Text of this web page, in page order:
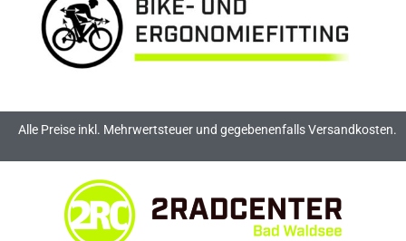
Alle Preise inkl. Mehrwertsteuer und gegebenenfalls Versandkosten.